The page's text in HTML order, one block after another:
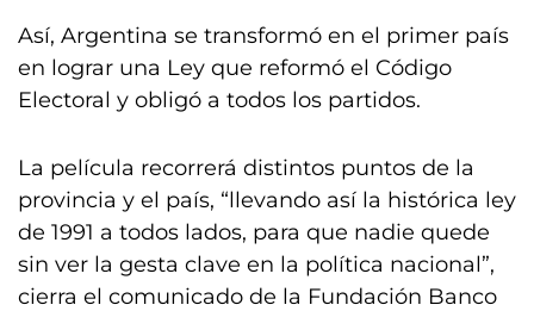
Así, Argentina se transformó en el primer país
en lograr una Ley que reformó el Código
Electoral y obligó a todos los partidos.
La película recorrerá distintos puntos de la
provincia y el país, “llevando así la histórica ley
de 1991 a todos lados, para que nadie quede
sin ver la gesta clave en la política nacional”,
cierra el comunicado de la Fundación Banco